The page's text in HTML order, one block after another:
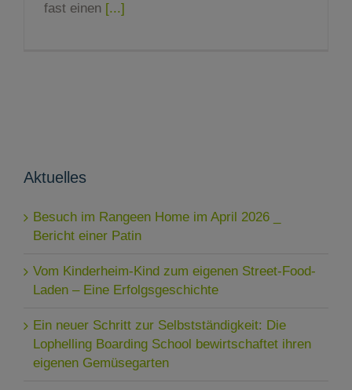
fast einen [...]
Aktuelles
Besuch im Rangeen Home im April 2026 _
Bericht einer Patin
Vom Kinderheim-Kind zum eigenen Street-Food-
Laden – Eine Erfolgsgeschichte
Ein neuer Schritt zur Selbstständigkeit: Die
Lophelling Boarding School bewirtschaftet ihren
eigenen Gemüsegarten